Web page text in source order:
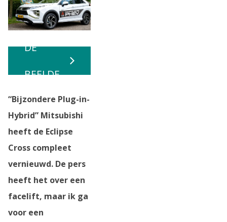
BEKIJK
DE
BEELDE
N
“Bijzondere Plug-in-
Hybrid” Mitsubishi
heeft de Eclipse
Cross compleet
vernieuwd. De pers
heeft het over een
facelift, maar ik ga
voor een